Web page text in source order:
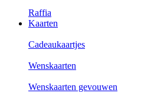
Raffia
Kaarten
Cadeaukaartjes
Wenskaarten
Wenskaarten gevouwen